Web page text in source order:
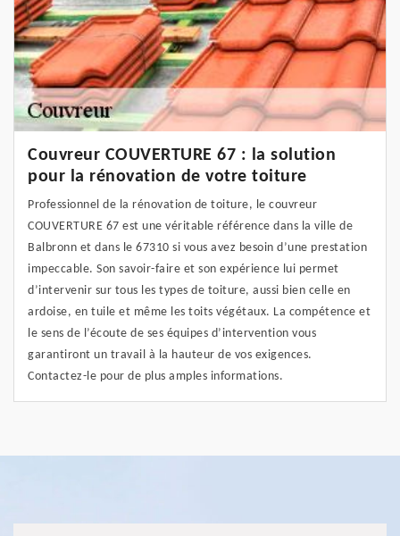
Couvreur COUVERTURE 67 : la solution
pour la rénovation de votre toiture
Professionnel de la rénovation de toiture, le couvreur
COUVERTURE 67 est une véritable référence dans la ville de
Balbronn et dans le 67310 si vous avez besoin d’une prestation
impeccable. Son savoir-faire et son expérience lui permet
d’intervenir sur tous les types de toiture, aussi bien celle en
ardoise, en tuile et même les toits végétaux. La compétence et
le sens de l’écoute de ses équipes d’intervention vous
garantiront un travail à la hauteur de vos exigences.
Contactez-le pour de plus amples informations.